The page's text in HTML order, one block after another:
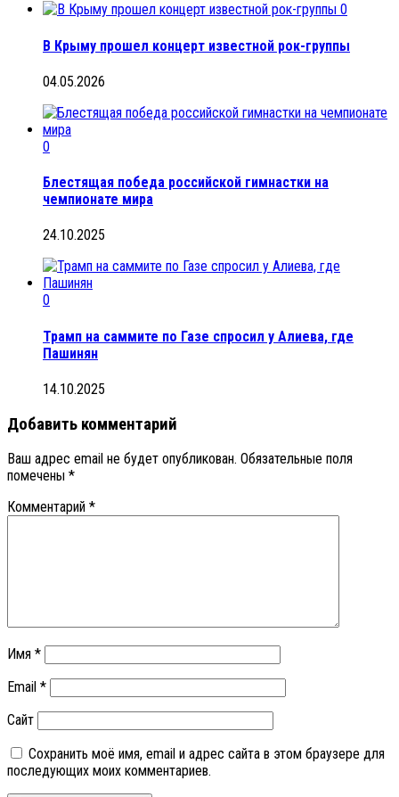
0
В Крыму прошел концерт известной рок-группы
04.05.2026
0
Блестящая победа российской гимнастки на
чемпионате мира
24.10.2025
0
Трамп на саммите по Газе спросил у Алиева, где
Пашинян
14.10.2025
Добавить комментарий
Ваш адрес email не будет опубликован. Обязательные поля
помечены *
Комментарий *
Имя *
Email *
Сайт
Сохранить моё имя, email и адрес сайта в этом браузере для
последующих моих комментариев.